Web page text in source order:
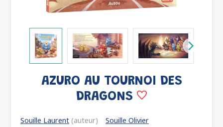
AZURO AU TOURNOI DES
DRAGONS
Souille Laurent (auteur)
Souille Olivier